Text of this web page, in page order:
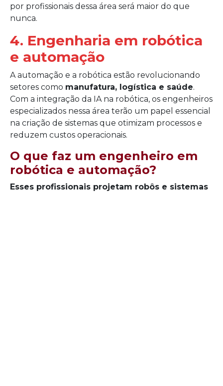
por profissionais dessa área será maior do que
nunca.
4. Engenharia em robótica
e automação
A automação e a robótica estão revolucionando
setores como manufatura, logística e saúde.
Com a integração da IA na robótica, os engenheiros
especializados nessa área terão um papel essencial
na criação de sistemas que otimizam processos e
reduzem custos operacionais.
O que faz um engenheiro em
robótica e automação?
Esses profissionais projetam robôs e sistemas